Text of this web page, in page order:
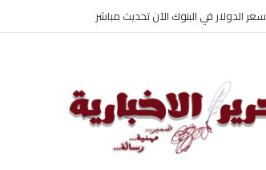
ضبط متهم بممارسة انتحال صفة ضابط واستيقاف السيارات